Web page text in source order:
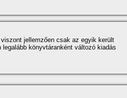
jellemzően csak az egyik került
könyvtáranként változó kiadás